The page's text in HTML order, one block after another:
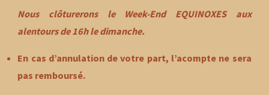
Nous clôturerons le Week-End EQUINOXES aux
alentours de 16h le dimanche​.
En cas d’annulation de votre part, l’acompte ne sera
pas remboursé.